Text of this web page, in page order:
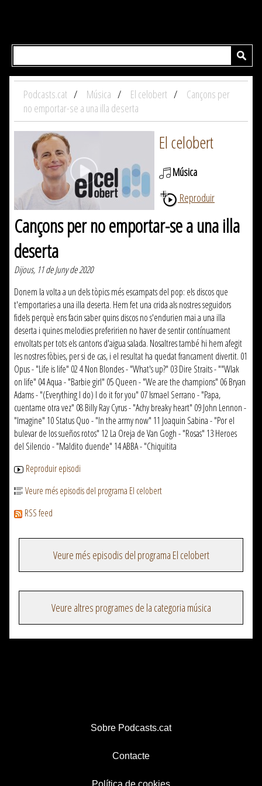
Podcasts.cat Música El celobert
Cançons per
no emportar-se a una illa deserta
El celobert
Música
Reproduir
Cançons per no emportar-se a una illa
deserta
Dijous, 11 de Juny de 2020
Donem la volta a un dels tòpics més escampats del pop: els discos que
t'emportaries a una illa deserta. Hem fet una crida als nostres seguidors
fidels perquè ens facin saber quins discos no s'endurien mai a una illa
deserta i quines melodies preferirien no haver de sentir contínuament
envoltats per tots els cantons d'aigua salada. Nosaltres també hi hem afegit
les nostres fòbies, per si de cas, i el resultat ha quedat francament divertit. 01
Opus - "Life is life" 02 4 Non Blondes - "What's up?" 03 Dire Straits - ""Wlak
on life" 04 Aqua - "Barbie girl" 05 Queen - "We are the champions" 06 Bryan
Adams - "(Everything I do) I do it for you" 07 Ismael Serrano - "Papa,
cuentame otra vez" 08 Billy Ray Cyrus - "Achy breaky heart" 09 John Lennon -
"Imagine" 10 Status Quo - "In the army now" 11 Joaquin Sabina - "Por el
bulevar de los sueños rotos" 12 La Oreja de Van Gogh - "Rosas" 13 Heroes
del Silencio - "Maldito duende" 14 ABBA - "Chiquitita
Reproduir episodi
Veure més episodis del programa El celobert
RSS feed
Veure més episodis del programa El celobert
Veure altres programes de la categoria música
Sobre Podcasts.cat
Contacte
Política de cookies